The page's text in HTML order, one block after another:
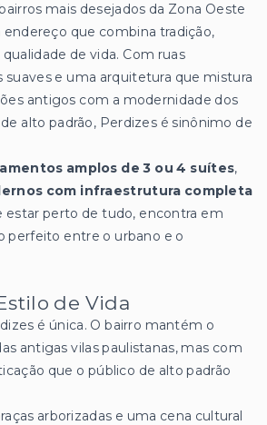
mais desejados da Zona Oeste
que combina tradição,
de vida. Com ruas
suaves e uma arquitetura que mistura
antigos com a modernidade dos
alto padrão, Perdizes é sinônimo de
amplos de 3 ou 4 suítes,
com infraestrutura completa
estar perto de tudo, encontra em
perfeito entre o urbano e o
de Vida
é única. O bairro mantém o
antigas vilas paulistanas, mas com
que o público de alto padrão
arborizadas e uma cena cultural